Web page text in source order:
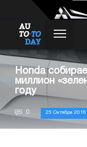
Honda
миллион
году
0 25 Октября 2016